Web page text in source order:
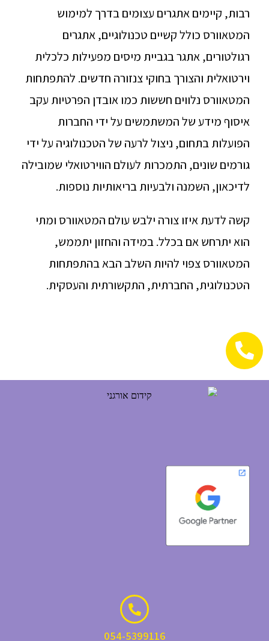
רבות, קיימים אתגרים עצומים בדרך למימוש
המטאוורס כולל קשיים טכנולוגיים, אתגרים
רגולטורים, אתגר בגביית מיסים מפעילות כלכלית
וירטואלית והצורך בחוקי צנזורה חדשים. להתפתחות
המטאוורס נלווים חששות כמו אובדן הפרטיות עקב
איסוף מידע של המשתמשים על ידי החברות
הפועלות בתחום, ניצול לרעה של הטכנולוגיה על ידי
גורמים שונים, התמכרות לעולם הווירטואלי שמובילה
לדיכאון, השמנה ולבעיות בריאותיות נוספות.
קשה לדעת איזו צורה ילבש עולם המטאוורס ומתי
הוא יתרחש אם בכלל. במידה והחזון יתממש,
המטאוורס צפוי להיות השלב הבא בהתפתחות
הטכנולוגית, החברתית, התקשורתית והעסקית.
054-5399116